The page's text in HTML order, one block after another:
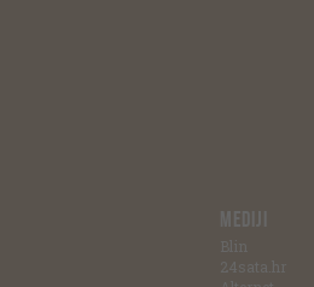
MEDIJI
Blin
24sata.hr